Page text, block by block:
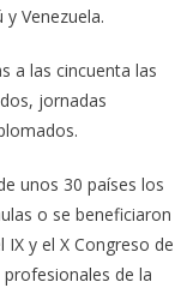
Venezuela.
a las cincuenta las
jornadas
unos 30 países los
o se beneficiaron
y el X Congreso de
de la